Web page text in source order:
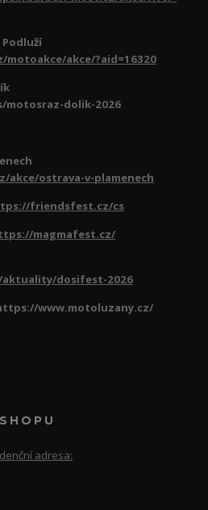
akce/?aid=16320
dolik-2026
akce/ostrava-v-plamenech
friendsfest.cz/cs
magmafest.cz/
dosifest-2026
www.motoluzany.cz/
adresa: